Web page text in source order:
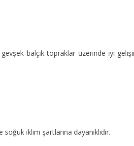
balçık topraklar üzerinde iyi
iklim şartlarına dayanıklıdır.